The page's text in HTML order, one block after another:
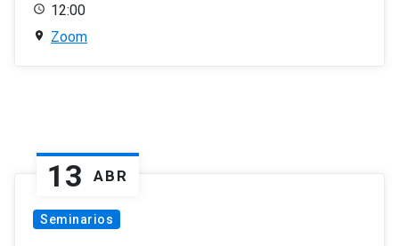
12:00
Zoom
13 ABR
Seminarios